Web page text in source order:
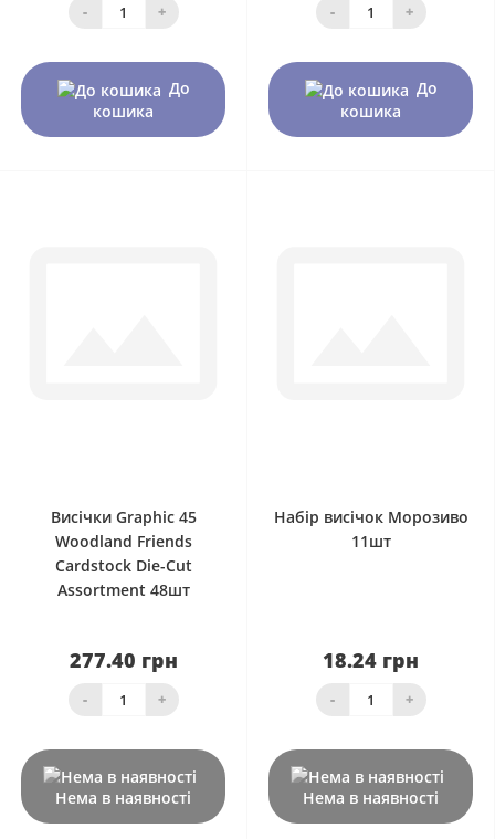
- +
До
кошика
- +
До
кошика
Висічки Graphic 45
Woodland Friends
Cardstock Die-Cut
Assortment 48шт
277.40 грн
- +
Нема в наявності
Набір висічок Морозиво
11шт
18.24 грн
- +
Нема в наявності